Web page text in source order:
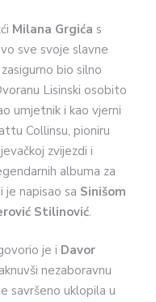
Milana Grgića s
sve svoje slavne
bio silno
Lisinski osobito
umjetnik i kao vjerni
Collinsu, pioniru
zvijezdi i
albuma za
je napisao sa Sinišom
Stilinović.
je i Davor
nezaboravnu
savršeno uklopila u